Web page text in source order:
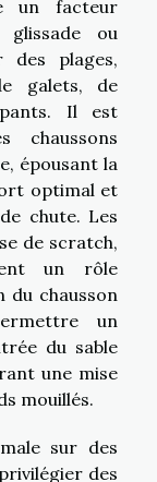
un facteur
ou
plages,
galets, de
Il est
chaussons
épousant la
optimal et
chute. Les
de scratch,
un rôle
du chausson
un
du sable
une mise
mouillés.
sur des
des